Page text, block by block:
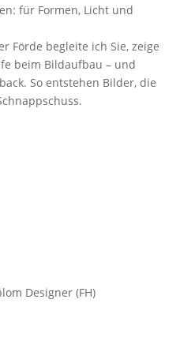
für Formen, Licht und
Förde begleite ich Sie, zeige
beim Bildaufbau – und
So entstehen Bilder, die
Designer (FH)